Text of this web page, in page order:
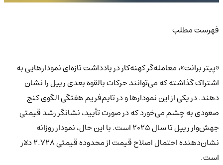
فهرست مطلب
«پیتر برانت»، معامله‌گر کهنه‌کار در یادداشت تازه‌ای نمودارهایی به
اشتراک گذاشته که می‌توانند حرکات بالقوه بعدی ریپل را نشان
دهند. در یکی از این نمودارها و در تایم‌فریم هفتگی الگوی کنج
صعودی به چشم می‌خورد که در صورت تأیید، نشانگر رشد قیمتی
جهش‌وار ریپل تا سال ۲۰۲۵ است. با این حال، نمودار روزانه
نشان‌دهنده احتمال اصلاح قیمت از محدوده قیمتی ۲.۷۲۸ دلار
است.